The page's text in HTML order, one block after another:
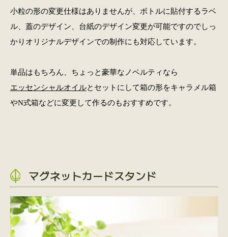
小粒の形の変更仕様はありませんが、ボトルに貼付するラベ
ル、蓋のデザイン、台紙のデザイン変更が可能ですのでしっ
かりオリジナルデザインでの制作にも対応しています。
単品はもちろん、ちょっと豪華なノベルティなら
エッセンシャルオイルとセットにして箱の形をキャラメル箱
やN式箱などに変更して作るのもおすすめです。
マグネットカードスタンド